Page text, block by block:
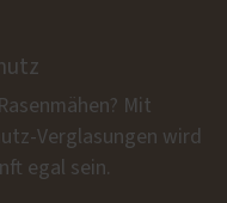
Mit
Verglasungen wird
egal sein.